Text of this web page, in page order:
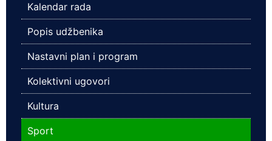
Kalendar rada
Popis udžbenika
Nastavni plan i program
Kolektivni ugovori
Kultura
Sport